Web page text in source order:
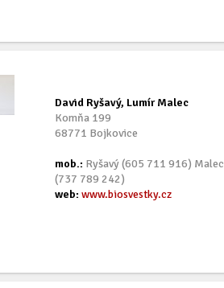
David Ryšavý, Lumír Malec
Komňa 199
68771 Bojkovice
mob.: Ryšavý (605 711 916) Malec
(737 789 242)
web: www.biosvestky.cz